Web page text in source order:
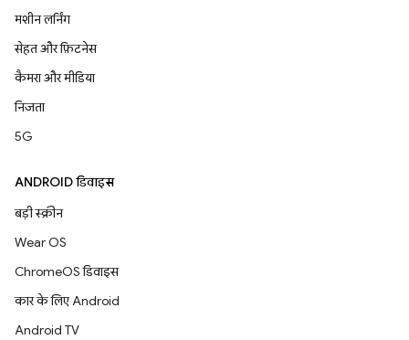
मशीन लर्निंग
सेहत और फ़िटनेस
कैमरा और मीडिया
निजता
5G
ANDROID डिवाइस
बड़ी स्क्रीन
Wear OS
ChromeOS डिवाइस
कार के लिए Android
Android TV